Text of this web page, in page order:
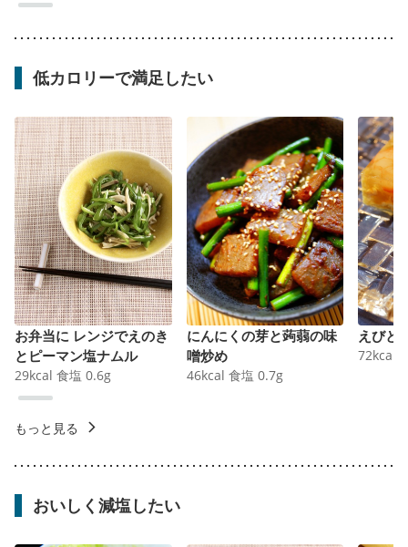
低カロリーで満足したい
お弁当に レンジでえのき
とピーマン塩ナムル
29kcal 食塩 0.6g
にんにくの芽と蒟蒻の味
噌炒め
46kcal 食塩 0.7g
えびと
72kcal
もっと見る
おいしく減塩したい